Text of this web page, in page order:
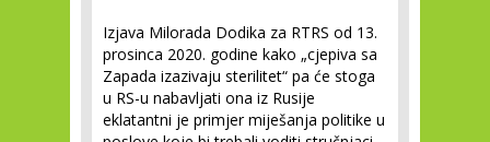
Izjava Milorada Dodika za RTRS od 13.
prosinca 2020. godine kako „cjepiva sa
Zapada izazivaju sterilitet“ pa će stoga
u RS-u nabavljati ona iz Rusije
eklatantni je primjer miješanja politike u